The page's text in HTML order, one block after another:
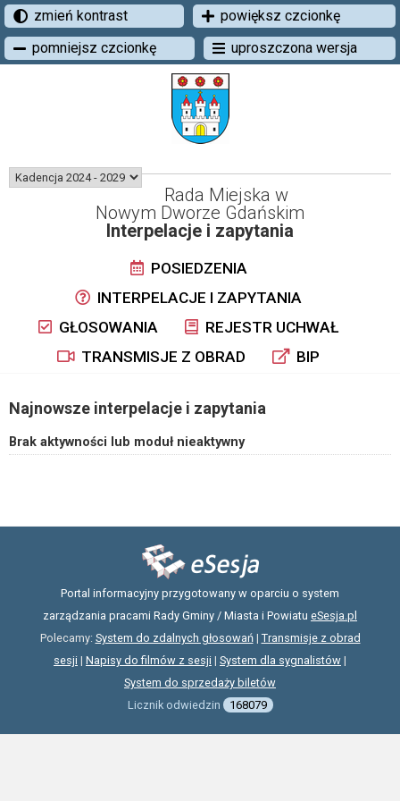
zmień kontrast
powiększ czcionkę
pomniejsz czcionkę
uproszczona wersja
Rada Miejska w
Nowym Dworze Gdańskim
Interpelacje i zapytania
POSIEDZENIA
INTERPELACJE I ZAPYTANIA
GŁOSOWANIA
REJESTR UCHWAŁ
TRANSMISJE Z OBRAD
BIP
Najnowsze interpelacje i zapytania
Brak aktywności lub moduł nieaktywny
Portal informacyjny przygotowany w oparciu o system
zarządzania pracami Rady Gminy / Miasta i Powiatu eSesja.pl
Polecamy: System do zdalnych głosowań| Transmisje z obrad
sesji | Napisy do filmów z sesji | System dla sygnalistów |
System do sprzedaży biletów
Licznik odwiedzin
168079